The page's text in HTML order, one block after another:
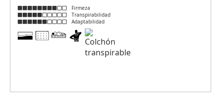
Firmeza
Transpirabilidad
Adaptabilidad